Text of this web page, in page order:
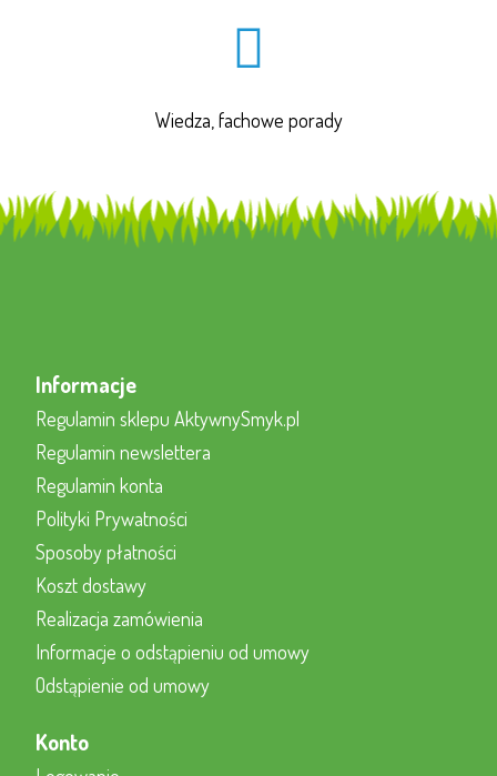
Wiedza, fachowe porady
Informacje
Regulamin sklepu AktywnySmyk.pl
Regulamin newslettera
Regulamin konta
Polityki Prywatności
Sposoby płatności
Koszt dostawy
Realizacja zamówienia
Informacje o odstąpieniu od umowy
Odstąpienie od umowy
Konto